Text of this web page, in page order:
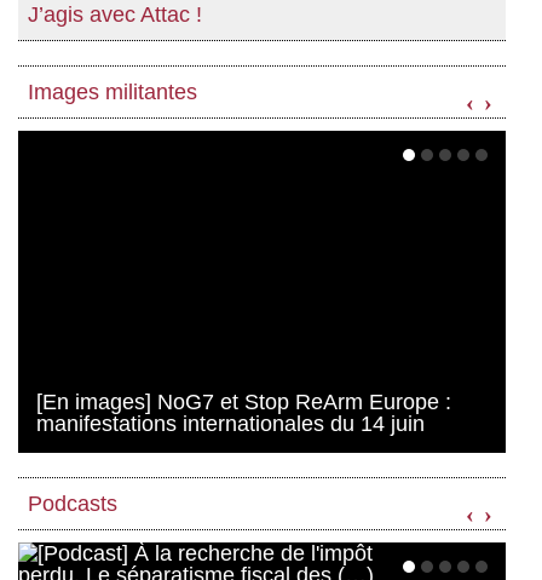
J’agis avec Attac !
Images militantes
[En images] NoG7 et Stop ReArm Europe :
manifestations internationales du 14 juin
‹ ›
Podcasts ‹ ›